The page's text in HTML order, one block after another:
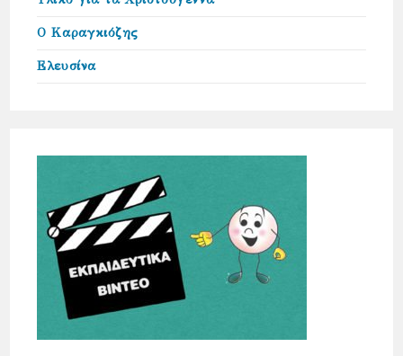
Ο Καραγκιόζης
Ελευσίνα